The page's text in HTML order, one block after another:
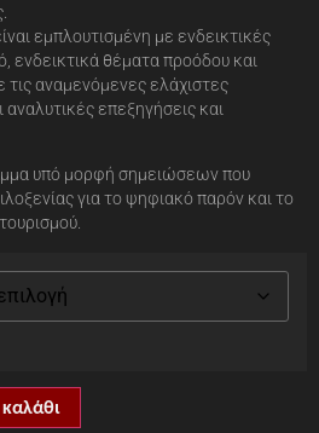
εμπλουτισμένη με ενδεικτικές
ενδεικτικά θέματα προόδου και
αναμενόμενες ελάχιστες
επεξηγήσεις και
υπό μορφή σημειώσεων που
για το ψηφιακό παρόν και το